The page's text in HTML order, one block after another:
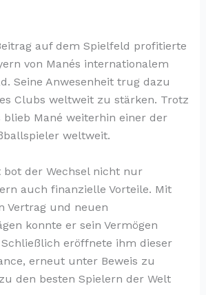
auf dem Spielfeld profitierte
von Manés internationalem
Seine Anwesenheit trug dazu
Clubs weltweit zu stärken. Trotz
blieb Mané weiterhin einer der
weltweit.
bot der Wechsel nicht nur
auch finanzielle Vorteile. Mit
Vertrag und neuen
konnte er sein Vermögen
eröffnete ihm dieser
erneut unter Beweis zu
den besten Spielern der Welt